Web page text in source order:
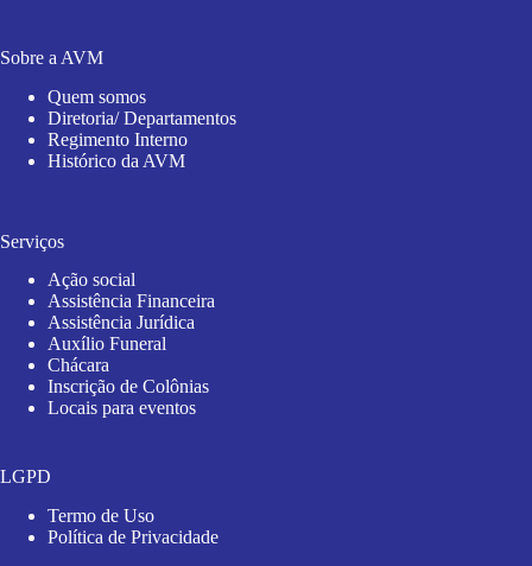
Sobre a AVM
Quem somos
Diretoria/ Departamentos
Regimento Interno
Histórico da AVM
Serviços
Ação social
Assistência Financeira
Assistência Jurídica
Auxílio Funeral
Chácara
Inscrição de Colônias
Locais para eventos
LGPD
Termo de Uso
Política de Privacidade